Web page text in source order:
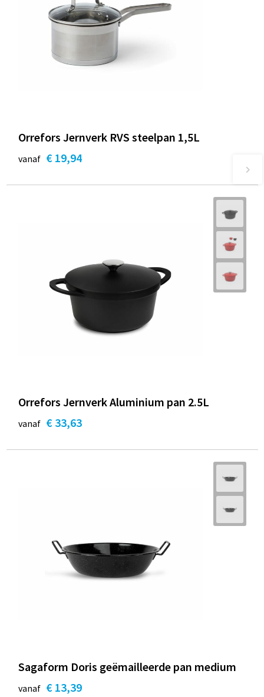
Orrefors Jernverk RVS steelpan 1,5L
vanaf € 19,94
Orrefors Jernverk Aluminium pan 2.5L
vanaf € 33,63
Sagaform Doris geëmailleerde pan medium
vanaf € 13,39